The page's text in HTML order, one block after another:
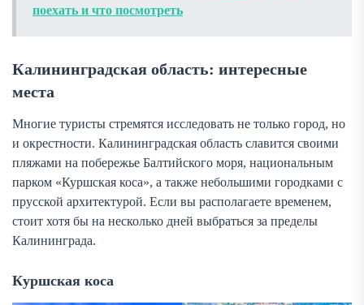
поехать и что посмотреть
Калининградская область: интересные
места
Многие туристы стремятся исследовать не только город, но
и окрестности. Калининградская область славится своими
пляжами на побережье Балтийского моря, национальным
парком «Куршская коса», а также небольшими городками с
прусской архитектурой. Если вы располагаете временем,
стоит хотя бы на несколько дней выбраться за пределы
Калининграда.
Куршская коса